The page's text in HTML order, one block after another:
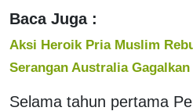
Baca Juga :
Aksi Heroik Pria Muslim
Serangan Australia
Selama tahun pertama